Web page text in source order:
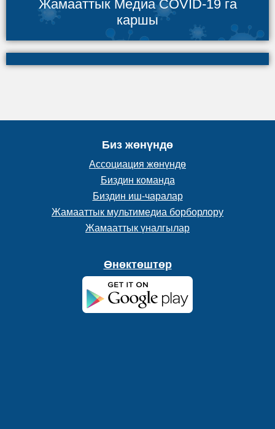
Жамааттык Медиа COVID-19 га
каршы
Биз жөнүндө
Ассоциация жөнүндө
Биздин команда
Биздин иш-чаралар
Жамааттык мультимедиа борборлору
Жамааттык үналгылар
Өнөктөштөр